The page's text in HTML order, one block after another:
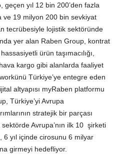
, geçen yıl 12 bin 200’den fazla
ve 19 milyon 200 bin sevkiyat
tecrübesiyle lojistik sektöründe
yer alan Raben Group, kontrat
ürün taşımacılığı,
kargo gibi alanlarda faaliyet
Türkiye’ye entegre eden
altyapısı myRaben platformu
Türkiye’yi Avrupa
stratejik bir parçası
Avrupa’nın ilk 10 şirketi
, 6 yıl içinde cirosunu 6 milyar
girmeyi hedefliyor.